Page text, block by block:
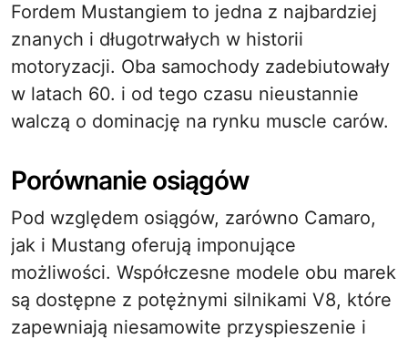
Fordem Mustangiem to jedna z najbardziej
znanych i długotrwałych w historii
motoryzacji. Oba samochody zadebiutowały
w latach 60. i od tego czasu nieustannie
walczą o dominację na rynku muscle carów.
Porównanie osiągów
Pod względem osiągów, zarówno Camaro,
jak i Mustang oferują imponujące
możliwości. Współczesne modele obu marek
są dostępne z potężnymi silnikami V8, które
zapewniają niesamowite przyspieszenie i